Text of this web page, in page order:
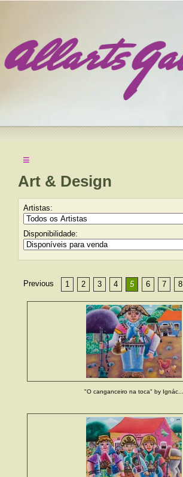
≡
Art & Design
Artistas:
Disponibilidade:
Previous 1 2 3 4 5 6 7 8
"O canganceiro na toca" by Ignác...